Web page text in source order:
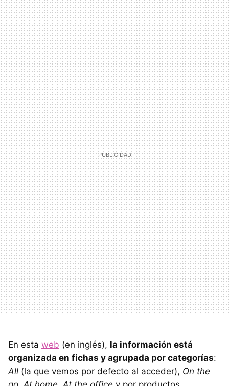
En esta web (en inglés), la información está
organizada en fichas y agrupada por categorías:
All (la que vemos por defecto al acceder), On the